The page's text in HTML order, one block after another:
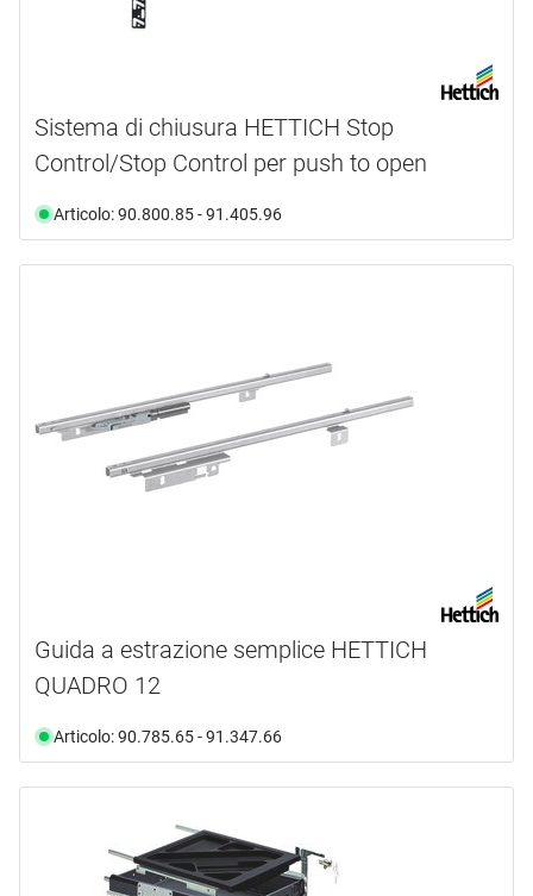
Sistema di chiusura HETTICH Stop
Control/Stop Control per push to open
Articolo: 90.800.85 - 91.405.96
Guida a estrazione semplice HETTICH
QUADRO 12
Articolo: 90.785.65 - 91.347.66